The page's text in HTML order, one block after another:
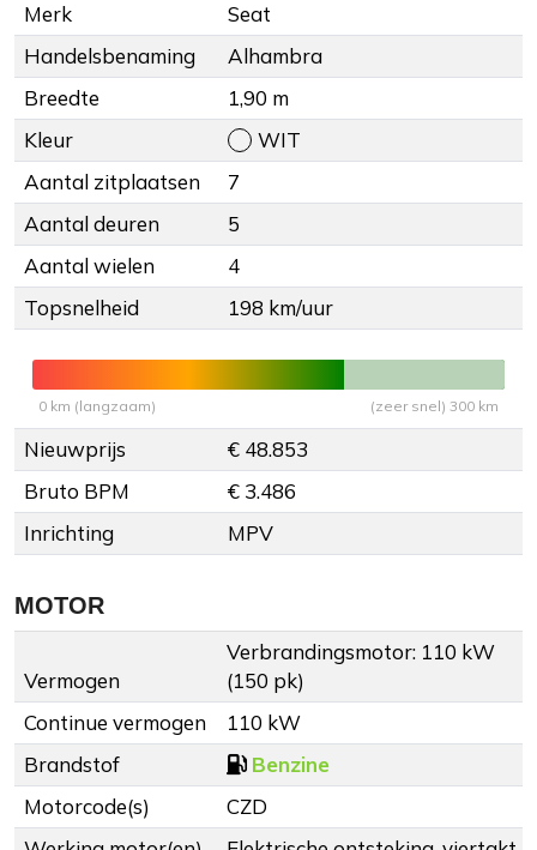
Merk
Seat
Handelsbenaming
Alhambra
Breedte
1,90 m
Kleur
WIT
Aantal zitplaatsen
7
Aantal deuren
5
Aantal wielen
4
Topsnelheid
198 km/uur
0 km (langzaam) (zeer snel) 300 km
Nieuwprijs
€ 48.853
Bruto BPM
€ 3.486
Inrichting
MPV
MOTOR
Vermogen
Verbrandingsmotor: 110 kW
(150 pk)
Continue vermogen
110 kW
Brandstof
Benzine
Motorcode(s)
CZD